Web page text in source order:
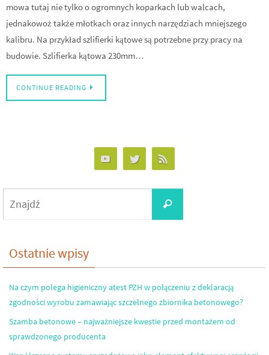
mowa tutaj nie tylko o ogromnych koparkach lub walcach,
jednakowoż także młotkach oraz innych narzędziach mniejszego
kalibru. Na przykład szlifierki kątowe są potrzebne przy pracy na
budowie. Szlifierka kątowa 230mm…
CONTINUE READING
Znajdź
Ostatnie wpisy
Na czym polega higieniczny atest PZH w połączeniu z deklaracją
zgodności wyrobu zamawiając szczelnego zbiornika betonowego?
Szamba betonowe – najważniejsze kwestie przed montażem od
sprawdzonego producenta